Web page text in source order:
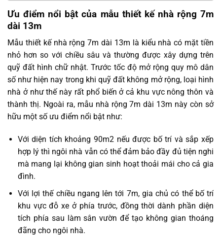
Ưu điểm nổi bật của mẫu thiết kế nhà rộng 7m
dài 13m
Mẫu thiết kế nhà rộng 7m dài 13m là kiểu nhà có mặt tiền
nhỏ hơn so với chiều sâu và thường được xây dựng trên
quỹ đất hình chữ nhật. Trước tốc độ mở rộng quy mô dân
số như hiện nay trong khi quỹ đất không mở rộng, loại hình
nhà ở như thế này rất phổ biến ở cả khu vực nông thôn và
thành thị. Ngoài ra, mẫu nhà rộng 7m dài 13m này còn sở
hữu một số ưu điểm nổi bật như:
Với diện tích khoảng 90m2 nếu được bố trí và sắp xếp
hợp lý thì ngôi nhà vẫn có thể đảm bảo đầy đủ tiện nghi
mà mang lại không gian sinh hoạt thoải mái cho cả gia
đình.
Với lợi thế chiều ngang lên tới 7m, gia chủ có thể bố trí
khu vực đỗ xe ở phía trước, đồng thời dành phần diện
tích phía sau làm sân vườn để tạo không gian thoáng
đãng cho ngôi nhà.